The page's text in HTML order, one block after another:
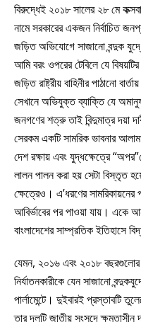
বিরুদ্ধেই ২০১৮ সালের ২৮ মে
নামে সরকারের একজন নির্বাচিত
জড়িত অভিযোগে সাজানো বন্দুক
আমি বরং ওপরের টেবিলে যে
জড়িত রাষ্ট্রীয় বাহিনীর পাঠানো
সেখানে অভিযুক্ত ব্যাক্তি যে
জনগণের শত্রু তাই বিন্দুমাত্র দয়া
সেরকম একটি সামরিক ভাবনার
দেশ রক্ষায় এবং যুদ্ধক্ষেত্রে
লালন পালন করা হয় সেটা বিস্তৃত
ক্ষেত্রেও। এ’ধরণের
আবির্ভাবের পর পাওয়া যায়। একে
বাংলাদেশের সাম্প্রতিক ইতিহাসে
যেমন, ২০১৬ এবং ২০১৮ বছরগুলোর
নির্যাতনকারীকে যেন সাজানো
পার্লামেন্টে। দুইবারই প্রস্তাবটি
তার দলটি জাতীয় সংসদে